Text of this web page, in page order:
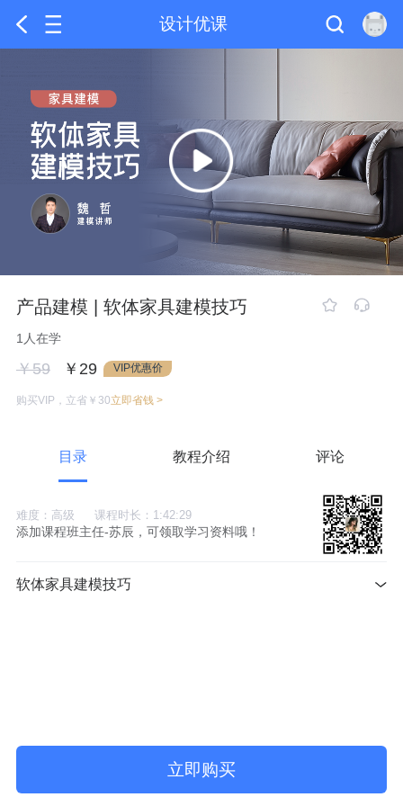
设计优课
产品建模 | 软体家具建模技巧
1人在学
￥59 ￥29 VIP优惠价
购买VIP，立省￥30立即省钱 >
目录 教程介绍 评论
难度：高级 课程时长：1:42:29
添加课程班主任-苏辰，可领取学习资料哦！
软体家具建模技巧
立即购买